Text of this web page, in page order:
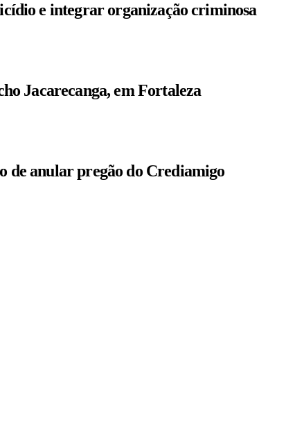
e integrar organização criminosa
Jacarecanga, em Fortaleza
de anular pregão do Crediamigo